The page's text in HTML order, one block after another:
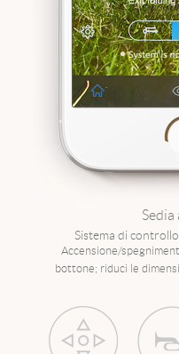
Sistema di
Accensione/
bottone; riduci le